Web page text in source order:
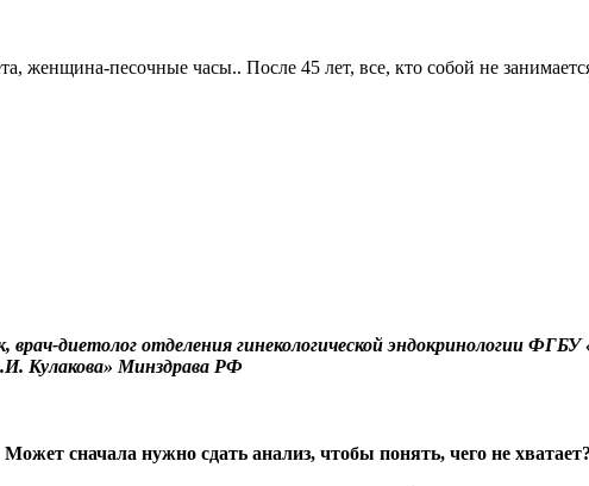
женщина-песочные часы.. После 45 лет, все, кто собой не
диетолог отделения гинекологической эндокринологии
Кулакова» Минздрава РФ
сначала нужно сдать анализ, чтобы понять, чего не хватает?